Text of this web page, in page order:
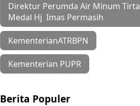
Direktur Perumda Air Minum Tirta
Medal Hj Imas Permasih
KementerianATRBPN
Kementerian PUPR
Berita Populer